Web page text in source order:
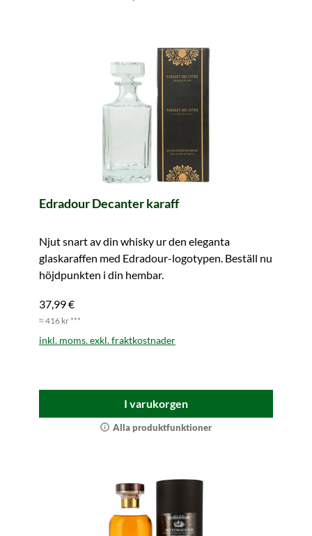
Edradour Decanter karaff
Njut snart av din whisky ur den eleganta
glaskaraffen med Edradour-logotypen. Beställ nu
höjdpunkten i din hembar.
37,99 €
≈ 416 kr ***
inkl. moms. exkl. fraktkostnader
I varukorgen
Alla produktfunktioner